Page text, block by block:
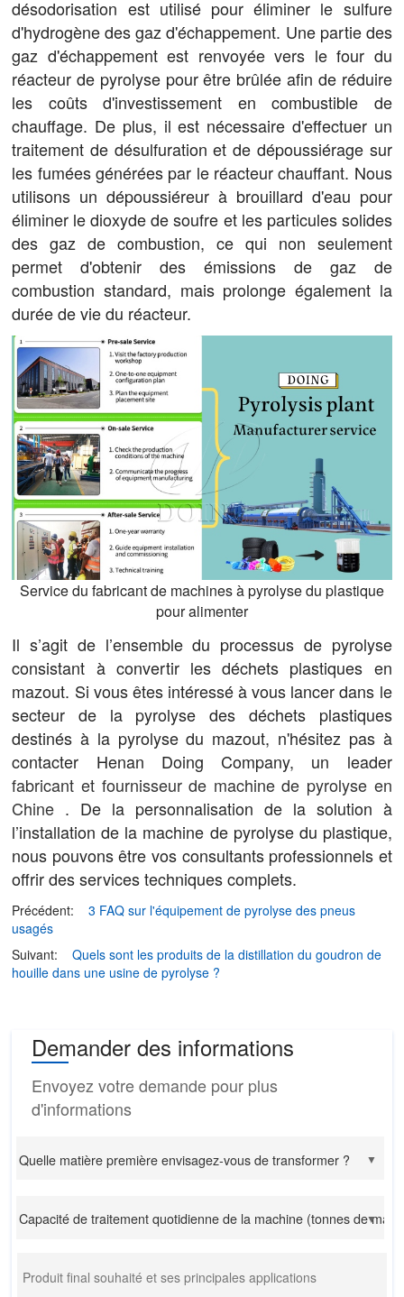
désodorisation est utilisé pour éliminer le sulfure
d'hydrogène des gaz d'échappement. Une partie des
gaz d'échappement est renvoyée vers le four du
réacteur de pyrolyse pour être brûlée afin de réduire
les coûts d'investissement en combustible de
chauffage. De plus, il est nécessaire d'effectuer un
traitement de désulfuration et de dépoussiérage sur
les fumées générées par le réacteur chauffant. Nous
utilisons un dépoussiéreur à brouillard d'eau pour
éliminer le dioxyde de soufre et les particules solides
des gaz de combustion, ce qui non seulement
permet d'obtenir des émissions de gaz de
combustion standard, mais prolonge également la
durée de vie du réacteur.
Service du fabricant de machines à pyrolyse du plastique
pour alimenter
Il s’agit de l’ensemble du processus de pyrolyse
consistant à convertir les déchets plastiques en
mazout. Si vous êtes intéressé à vous lancer dans le
secteur de la pyrolyse des déchets plastiques
destinés à la pyrolyse du mazout, n'hésitez pas à
contacter Henan Doing Company, un leader
fabricant et fournisseur de machine de pyrolyse en
Chine . De la personnalisation de la solution à
l’installation de la machine de pyrolyse du plastique,
nous pouvons être vos consultants professionnels et
offrir des services techniques complets.
Précédent:
3 FAQ sur l'équipement de pyrolyse des pneus
usagés
Suivant:
Quels sont les produits de la distillation du goudron de
houille dans une usine de pyrolyse ?
Demander des informations
Envoyez votre demande pour plus
d'informations